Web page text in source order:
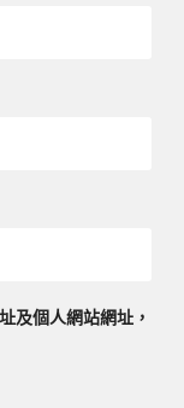
及個人網站網址，